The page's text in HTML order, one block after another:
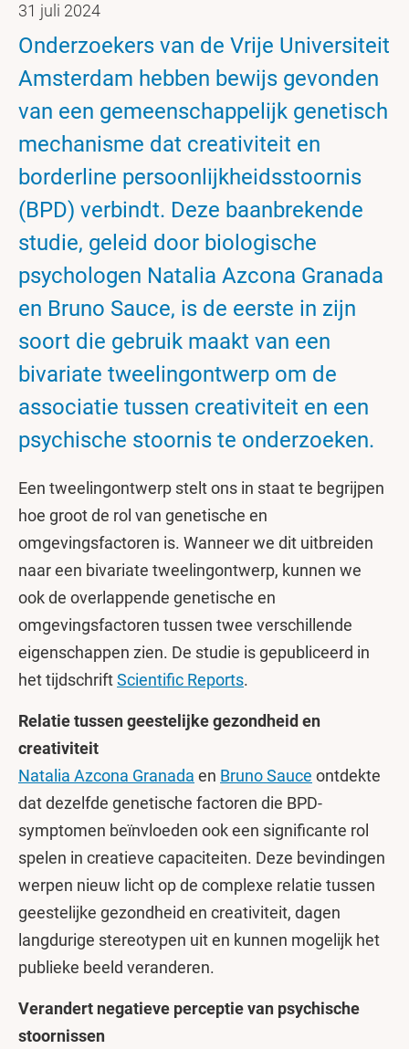
31 juli 2024
Onderzoekers van de Vrije Universiteit
Amsterdam hebben bewijs gevonden
van een gemeenschappelijk genetisch
mechanisme dat creativiteit en
borderline persoonlijkheidsstoornis
(BPD) verbindt. Deze baanbrekende
studie, geleid door biologische
psychologen Natalia Azcona Granada
en Bruno Sauce, is de eerste in zijn
soort die gebruik maakt van een
bivariate tweelingontwerp om de
associatie tussen creativiteit en een
psychische stoornis te onderzoeken.
Een tweelingontwerp stelt ons in staat te begrijpen
hoe groot de rol van genetische en
omgevingsfactoren is. Wanneer we dit uitbreiden
naar een bivariate tweelingontwerp, kunnen we
ook de overlappende genetische en
omgevingsfactoren tussen twee verschillende
eigenschappen zien. De studie is gepubliceerd in
het tijdschriftScientific Reports.
Relatie tussen geestelijke gezondheid en
creativiteit
Natalia Azcona Granada en Bruno Sauce ontdekte
dat dezelfde genetische factoren die BPD-
symptomen beïnvloeden ook een significante rol
spelen in creatieve capaciteiten. Deze bevindingen
werpen nieuw licht op de complexe relatie tussen
geestelijke gezondheid en creativiteit, dagen
langdurige stereotypen uit en kunnen mogelijk het
publieke beeld veranderen.
Verandert negatieve perceptie van psychische
stoornissen